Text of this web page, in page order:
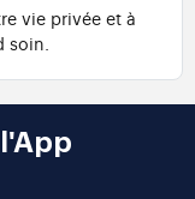
vie privée et à
soin.
l'App